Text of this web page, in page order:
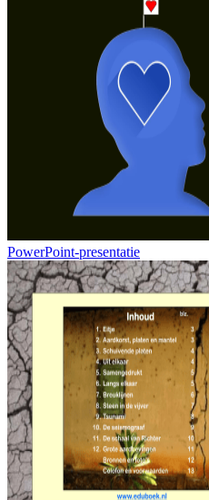
PowerPoint-presentatie